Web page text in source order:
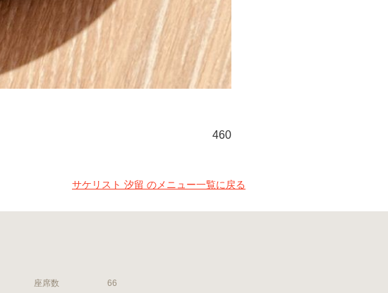
460
サケリスト 汐留 のメニュー一覧に戻る
座席数 66